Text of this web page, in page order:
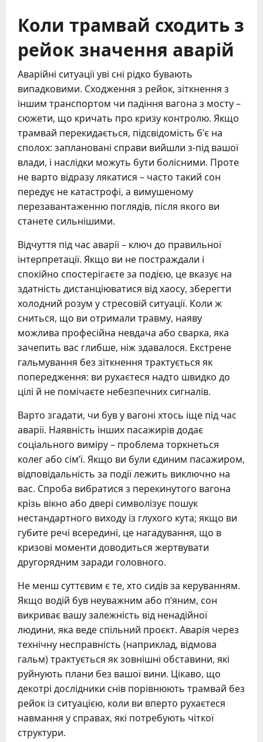
Коли трамвай сходить з
рейок значення аварій
Аварійні ситуації уві сні рідко бувають
випадковими. Сходження з рейок, зіткнення з
іншим транспортом чи падіння вагона з мосту –
сюжети, що кричать про кризу контролю. Якщо
трамвай перекидається, підсвідомість б’є на
сполох: заплановані справи вийшли з-під вашої
влади, і наслідки можуть бути болісними. Проте
не варто відразу лякатися – часто такий сон
передує не катастрофі, а вимушеному
перезавантаженню поглядів, після якого ви
станете сильнішими.
Відчуття під час аварії – ключ до правильної
інтерпретації. Якщо ви не постраждали і
спокійно спостерігаєте за подією, це вказує на
здатність дистанціюватися від хаосу, зберегти
холодний розум у стресовій ситуації. Коли ж
сниться, що ви отримали травму, наяву
можлива професійна невдача або сварка, яка
зачепить вас глибше, ніж здавалося. Екстрене
гальмування без зіткнення трактується як
попередження: ви рухаєтеся надто швидко до
цілі й не помічаєте небезпечних сигналів.
Варто згадати, чи був у вагоні хтось іще під час
аварії. Наявність інших пасажирів додає
соціального виміру – проблема торкнеться
колег або сім’ї. Якщо ви були єдиним пасажиром,
відповідальність за події лежить виключно на
вас. Спроба вибратися з перекинутого вагона
крізь вікно або двері символізує пошук
нестандартного виходу із глухого кута; якщо ви
губите речі всередині, це нагадування, що в
кризові моменти доводиться жертвувати
другорядним заради головного.
Не менш суттєвим є те, хто сидів за керуванням.
Якщо водій був неуважним або п’яним, сон
викриває вашу залежність від ненадійної
людини, яка веде спільний проєкт. Аварія через
технічну несправність (наприклад, відмова
гальм) трактується як зовнішні обставини, які
руйнують плани без вашої вини. Цікаво, що
декотрі дослідники снів порівнюють трамвай без
рейок із ситуацією, коли ви вперто рухаєтеся
навмання у справах, які потребують чіткої
структури.